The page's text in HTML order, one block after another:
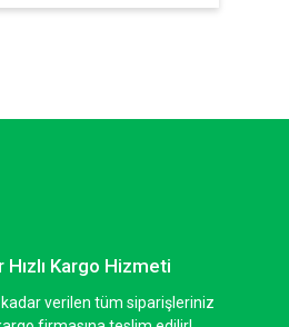
Hızlı Kargo Hizmeti
verilen tüm siparişleriniz